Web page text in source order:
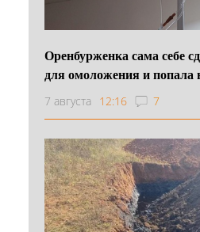
Оренбурженка сама себе
для омоложения и
7 августа 12:16 7